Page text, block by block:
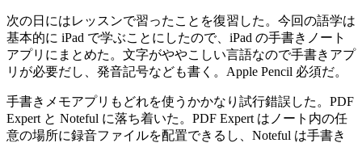
次の日にはレッスンで習ったことを復習した。今回の語学は
基本的に iPad で学ぶことにしたので、iPad の手書きノート
アプリにまとめた。文字がややこしい言語なので手書きアプ
リが必要だし、発音記号なども書く。Apple Pencil 必須だ。
手書きメモアプリもどれを使うかかなり試行錯誤した。PDF
Expert と Noteful に落ち着いた。PDF Expert はノート内の任
意の場所に録音ファイルを配置できるし、Noteful は手書き